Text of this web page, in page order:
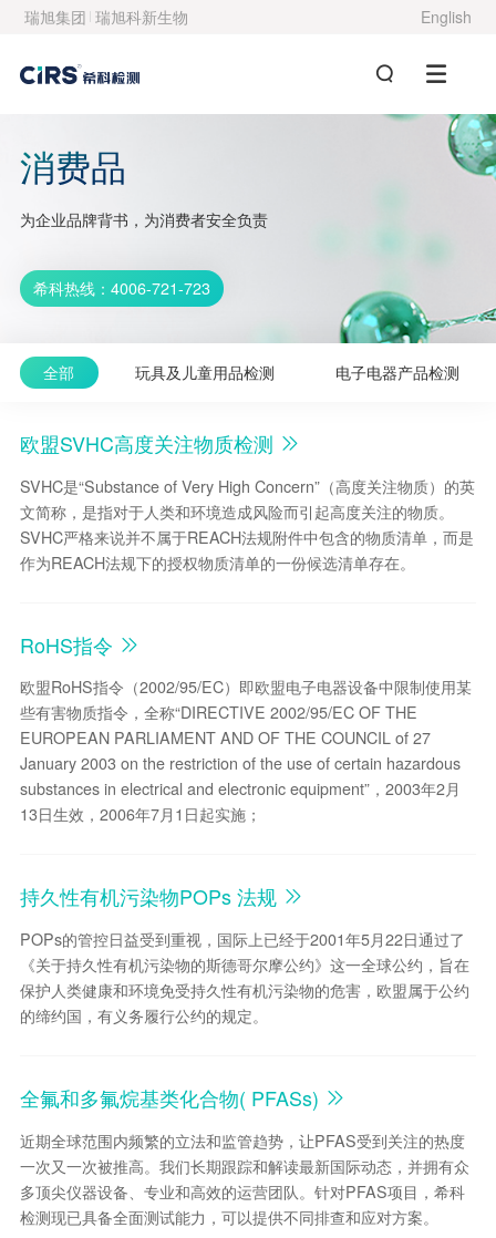
瑞旭集团 瑞旭科新生物 English
消费品
为企业品牌背书，为消费者安全负责
希科热线：4006-721-723
全部 玩具及儿童用品检测 电子电器产品检测
欧盟SVHC高度关注物质检测
SVHC是“Substance of Very High Concern”（高度关注物质）的英
文简称，是指对于人类和环境造成风险而引起高度关注的物质。
SVHC严格来说并不属于REACH法规附件中包含的物质清单，而是
作为REACH法规下的授权物质清单的一份候选清单存在。
RoHS指令
欧盟RoHS指令（2002/95/EC）即欧盟电子电器设备中限制使用某
些有害物质指令，全称“DIRECTIVE 2002/95/EC OF THE
EUROPEAN PARLIAMENT AND OF THE COUNCIL of 27
January 2003 on the restriction of the use of certain hazardous
substances in electrical and electronic equipment”，2003年2月
13日生效，2006年7月1日起实施；
持久性有机污染物POPs 法规
POPs的管控日益受到重视，国际上已经于2001年5月22日通过了
《关于持久性有机污染物的斯德哥尔摩公约》这一全球公约，旨在
保护人类健康和环境免受持久性有机污染物的危害，欧盟属于公约
的缔约国，有义务履行公约的规定。
全氟和多氟烷基类化合物( PFASs)
近期全球范围内频繁的立法和监管趋势，让PFAS受到关注的热度
一次又一次被推高。我们长期跟踪和解读最新国际动态，并拥有众
多顶尖仪器设备、专业和高效的运营团队。针对PFAS项目，希科
检测现已具备全面测试能力，可以提供不同排查和应对方案。